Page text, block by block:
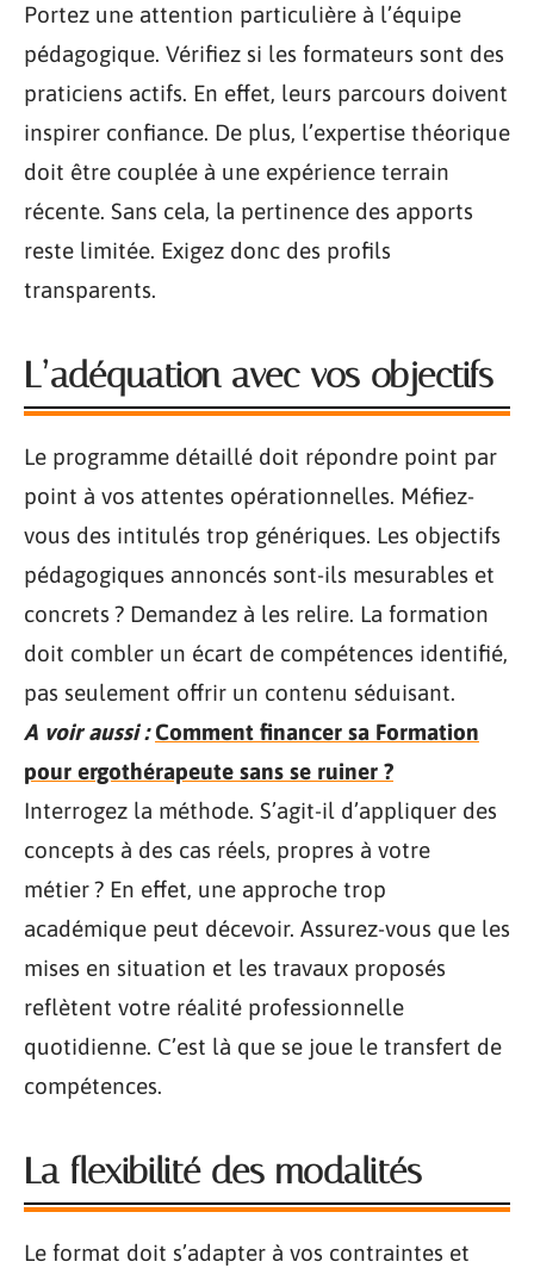
Portez une attention particulière à l’équipe
pédagogique. Vérifiez si les formateurs sont des
praticiens actifs. En effet, leurs parcours doivent
inspirer confiance. De plus, l’expertise théorique
doit être couplée à une expérience terrain
récente. Sans cela, la pertinence des apports
reste limitée. Exigez donc des profils
transparents.
L’adéquation avec vos objectifs
Le programme détaillé doit répondre point par
point à vos attentes opérationnelles. Méfiez-
vous des intitulés trop génériques. Les objectifs
pédagogiques annoncés sont-ils mesurables et
concrets ? Demandez à les relire. La formation
doit combler un écart de compétences identifié,
pas seulement offrir un contenu séduisant.
A voir aussi : Comment financer sa Formation
pour ergothérapeute sans se ruiner ?
Interrogez la méthode. S’agit-il d’appliquer des
concepts à des cas réels, propres à votre
métier ? En effet, une approche trop
académique peut décevoir. Assurez-vous que les
mises en situation et les travaux proposés
reflètent votre réalité professionnelle
quotidienne. C’est là que se joue le transfert de
compétences.
La flexibilité des modalités
Le format doit s’adapter à vos contraintes et